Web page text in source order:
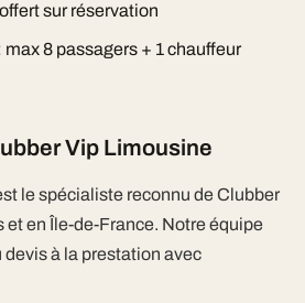
sur réservation
8 passagers + 1 chauffeur
Vip Limousine
le spécialiste reconnu de Clubber
et en Île-de-France. Notre équipe
à la prestation avec